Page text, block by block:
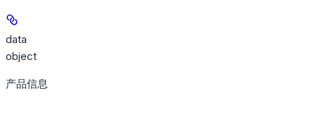
data
object
产品信息